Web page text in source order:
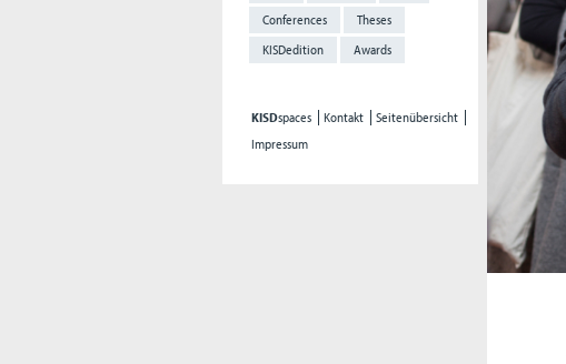
Conferences
Theses
KISDedition
Awards
KISDspaces Kontakt
Seitenübersicht
Impressum